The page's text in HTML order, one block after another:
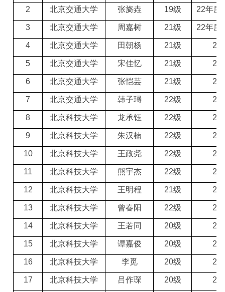
2 北京交通大学 张旖垚 19级 22年度
3 北京交通大学 周嘉树 21级 22年度
4 北京交通大学 田朝杨 21级 2
5 北京交通大学 宋佳忆 21级 2
6 北京交通大学 张恺芸 21级 2
7 北京交通大学 韩子璕 22级 2
8 北京科技大学 龙承钰 22级 2
9 北京科技大学 朱汉楠 22级 2
10 北京科技大学 王政尧 22级 2
11 北京科技大学 熊宇杰 22级 2
12 北京科技大学 王明程 21级 2
13 北京科技大学 曾春阳 22级 2
14 北京科技大学 王若同 20级 2
15 北京科技大学 谭嘉俊 20级 2
16 北京科技大学 李觅 20级 2
17 北京科技大学 吕作琛 20级 2